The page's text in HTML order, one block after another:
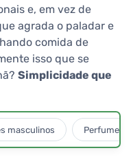
e, em vez de
agrada o paladar e
comida de
isso que se
Simplicidade que
masculinos Perfumes